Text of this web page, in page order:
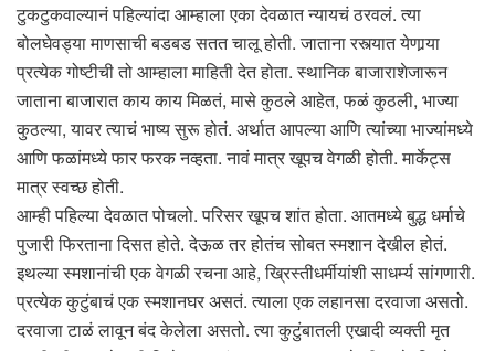
टुकटुकवाल्यानं पहिल्यांदा आम्हाला एका देवळात न्यायचं ठरवलं. त्या
बोलघेवड्या माणसाची बडबड सतत चालू होती. जाताना रस्त्यात येणार्‍या
प्रत्येक गोष्टीची तो आम्हाला माहिती देत होता. स्थानिक बाजाराशेजारून
जाताना बाजारात काय काय मिळतं, मासे कुठले आहेत, फळं कुठली, भाज्या
कुठल्या, यावर त्याचं भाष्य सुरू होतं. अर्थात आपल्या आणि त्यांच्या भाज्यांमध्ये
आणि फळांमध्ये फार फरक नव्हता. नावं मात्र खूपच वेगळी होती. मार्केट्स
मात्र स्वच्छ होती.
आम्ही पहिल्या देवळात पोचलो. परिसर खूपच शांत होता. आतमध्ये बुद्ध धर्माचे
पुजारी फिरताना दिसत होते. देऊळ तर होतंच सोबत स्मशान देखील होतं.
इथल्या स्मशानांची एक वेगळी रचना आहे, ख्रिस्तीधर्मीयांशी साधर्म्य सांगणारी.
प्रत्येक कुटुंबाचं एक स्मशानघर असतं. त्याला एक लहानसा दरवाजा असतो.
दरवाजा टाळं लावून बंद केलेला असतो. त्या कुटुंबातली एखादी व्यक्ती मृत